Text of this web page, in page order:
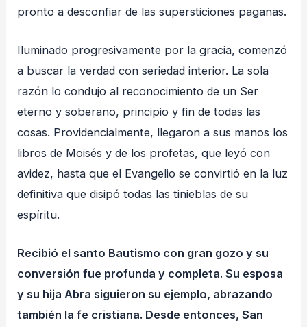
pronto a desconfiar de las supersticiones paganas.
Iluminado progresivamente por la gracia, comenzó
a buscar la verdad con seriedad interior. La sola
razón lo condujo al reconocimiento de un Ser
eterno y soberano, principio y fin de todas las
cosas. Providencialmente, llegaron a sus manos los
libros de Moisés y de los profetas, que leyó con
avidez, hasta que el Evangelio se convirtió en la luz
definitiva que disipó todas las tinieblas de su
espíritu.
Recibió el santo Bautismo con gran gozo y su
conversión fue profunda y completa. Su esposa
y su hija Abra siguieron su ejemplo, abrazando
también la fe cristiana. Desde entonces, San